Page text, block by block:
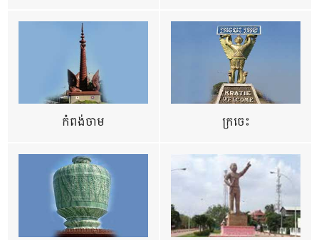
កំពង់ចាម ក្រចេះ